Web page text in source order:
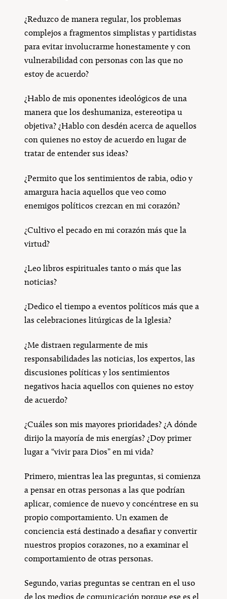
¿Reduzco de manera regular, los problemas
complejos a fragmentos simplistas y partidistas
para evitar involucrarme honestamente y con
vulnerabilidad con personas con las que no
estoy de acuerdo?
¿Hablo de mis oponentes ideológicos de una
manera que los deshumaniza, estereotipa u
objetiva? ¿Hablo con desdén acerca de aquellos
con quienes no estoy de acuerdo en lugar de
tratar de entender sus ideas?
¿Permito que los sentimientos de rabia, odio y
amargura hacia aquellos que veo como
enemigos políticos crezcan en mi corazón?
¿Cultivo el pecado en mi corazón más que la
virtud?
¿Leo libros espirituales tanto o más que las
noticias?
¿Dedico el tiempo a eventos políticos más que a
las celebraciones litúrgicas de la Iglesia?
¿Me distraen regularmente de mis
responsabilidades las noticias, los expertos, las
discusiones políticas y los sentimientos
negativos hacia aquellos con quienes no estoy
de acuerdo?
¿Cuáles son mis mayores prioridades? ¿A dónde
dirijo la mayoría de mis energías? ¿Doy primer
lugar a “vivir para Dios” en mi vida?
Primero, mientras lea las preguntas, si comienza
a pensar en otras personas a las que podrían
aplicar, comience de nuevo y concéntrese en su
propio comportamiento. Un examen de
conciencia está destinado a desafiar y convertir
nuestros propios corazones, no a examinar el
comportamiento de otras personas.
Segundo, varias preguntas se centran en el uso
de los medios de comunicación porque ese es el